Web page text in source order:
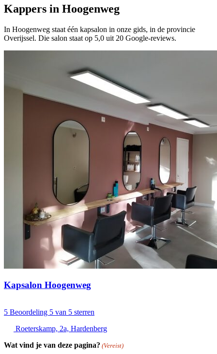
Kappers in Hoogenweg
In Hoogenweg staat één kapsalon in onze gids, in de provincie
Overijssel. Die salon staat op 5,0 uit 20 Google-reviews.
Kapsalon Hoogenweg
5 Beoordeling 5 van 5 sterren
Roeterskamp, 2a, Hardenberg
Wat vind je van deze pagina? (Vereist)